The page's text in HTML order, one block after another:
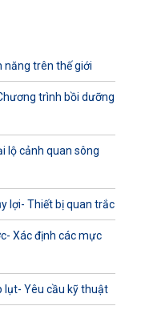
năng trên thế giới
trình bồi dưỡng
lộ cảnh quan sông
lợi- Thiết bị quan trắc
Xác định các mực
lụt- Yêu cầu kỹ thuật